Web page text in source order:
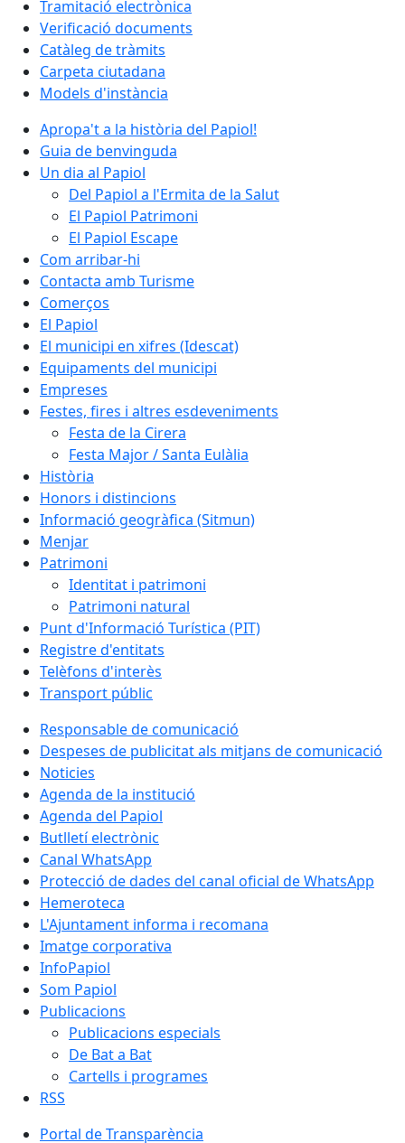
Tramitació electrònica
Verificació documents
Catàleg de tràmits
Carpeta ciutadana
Models d'instància
Apropa't a la història del Papiol!
Guia de benvinguda
Un dia al Papiol
Del Papiol a l'Ermita de la Salut
El Papiol Patrimoni
El Papiol Escape
Com arribar-hi
Contacta amb Turisme
Comerços
El Papiol
El municipi en xifres (Idescat)
Equipaments del municipi
Empreses
Festes, fires i altres esdeveniments
Festa de la Cirera
Festa Major / Santa Eulàlia
Història
Honors i distincions
Informació geogràfica (Sitmun)
Menjar
Patrimoni
Identitat i patrimoni
Patrimoni natural
Punt d'Informació Turística (PIT)
Registre d'entitats
Telèfons d'interès
Transport públic
Responsable de comunicació
Despeses de publicitat als mitjans de comunicació
Noticies
Agenda de la institució
Agenda del Papiol
Butlletí electrònic
Canal WhatsApp
Protecció de dades del canal oficial de WhatsApp
Hemeroteca
L'Ajuntament informa i recomana
Imatge corporativa
InfoPapiol
Som Papiol
Publicacions
Publicacions especials
De Bat a Bat
Cartells i programes
RSS
Portal de Transparència